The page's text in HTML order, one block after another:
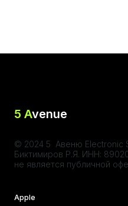
5 Avenue
© 2024 5 Авеню Electronic
Биктимиров Р.Я. ИНН:
не является публичной
Apple